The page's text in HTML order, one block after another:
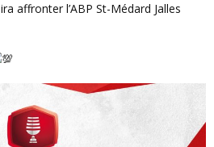
ira affronter l’ABP St-Médard Jalles